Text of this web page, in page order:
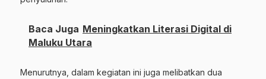
Baca Juga Meningkatkan Literasi Digital di
Maluku Utara
Menurutnya, dalam kegiatan ini juga melibatkan dua